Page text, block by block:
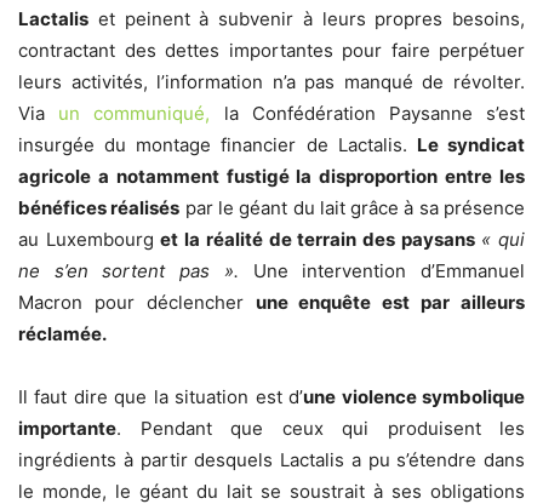
Lactalis et peinent à subvenir à leurs propres besoins,
contractant des dettes importantes pour faire perpétuer
leurs activités, l’information n’a pas manqué de révolter.
Via un communiqué, la Confédération Paysanne s’est
insurgée du montage financier de Lactalis. Le syndicat
agricole a notamment fustigé la disproportion entre les
bénéfices réalisés par le géant du lait grâce à sa présence
au Luxembourget la réalité de terrain des paysans « qui
ne s’en sortent pas ». Une intervention d’Emmanuel
Macron pour déclencher une enquête est par ailleurs
réclamée.
Il faut dire que la situation est d’une violence symbolique
importante. Pendant que ceux qui produisent les
ingrédients à partir desquels Lactalis a pu s’étendre dans
le monde, le géant du lait se soustrait à ses obligations